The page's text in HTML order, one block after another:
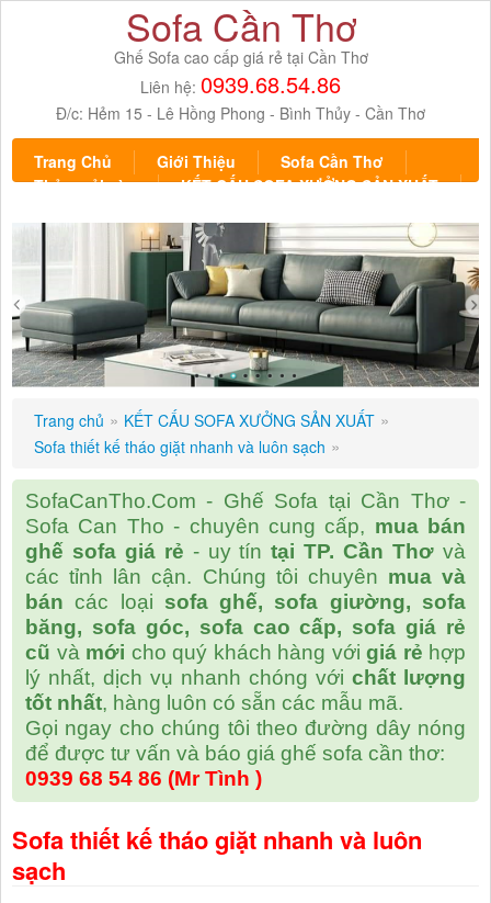
Sofa Cần Thơ
Ghế Sofa cao cấp giá rẻ tại Cần Thơ
Liên hệ: 0939.68.54.86
Đ/c: Hẻm 15 - Lê Hồng Phong - Bình Thủy - Cần Thơ
Trang Chủ Giới Thiệu
Sofa Cần Thơ
Thảm trải sàn
KẾT CẤU SOFA XƯỞNG SẢN XUẤT
Trang chủ
KẾT CẤU SOFA XƯỞNG SẢN XUẤT
Sofa thiết kế tháo giặt nhanh và luôn sạch
SofaCanTho.Com - Ghế Sofa tại Cần Thơ -
Sofa Can Tho - chuyên cung cấp, mua bán
ghế sofa giá rẻ - uy tíntại TP. Cần Thơ và
các tỉnh lân cận. Chúng tôi chuyên mua và
bán các loại sofa ghế, sofa giường, sofa
băng, sofa góc, sofa cao cấp, sofa giá rẻ
cũ và mới cho quý khách hàng với giá rẻ hợp
lý nhất, dịch vụ nhanh chóng với chất lượng
tốt nhất, hàng luôn có sẵn các mẫu mã.
Gọi ngay cho chúng tôi theo đường dây nóng
để được tư vấn và báo giá ghế sofa cần thơ:
0939 68 54 86 (Mr Tình )
Sofa thiết kế tháo giặt nhanh và luôn
sạch